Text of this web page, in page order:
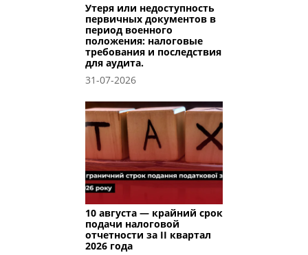
Утеря или недоступность
первичных документов в
период военного
положения: налоговые
требования и последствия
для аудита.
31-07-2026
10 августа — крайний срок
подачи налоговой
отчетности за II квартал
2026 года